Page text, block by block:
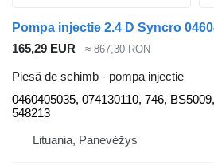
165,29 EUR ≈ 867,30 RON
Piesă de schimb - pompa injectie
0460405035, 074130110, 746, BS5009,
548213
Lituania, Panevėžys